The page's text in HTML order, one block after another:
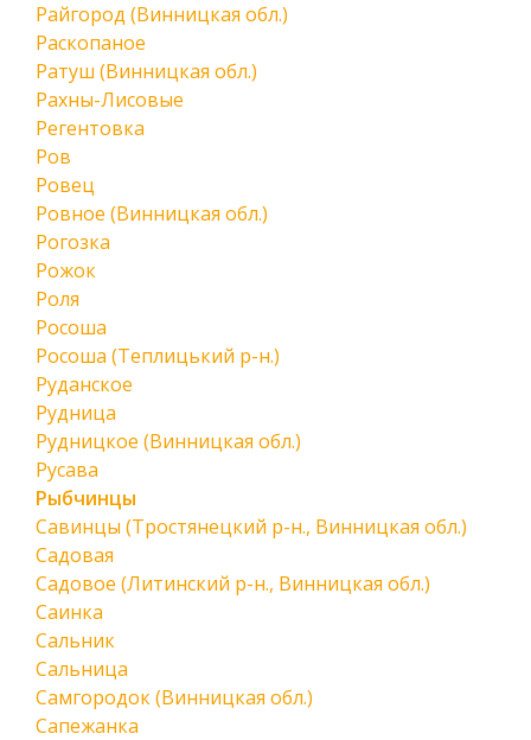
Райгород (Винницкая обл.)
Раскопаное
Ратуш (Винницкая обл.)
Рахны-Лисовые
Регентовка
Ров
Ровец
Ровное (Винницкая обл.)
Рогозка
Рожок
Роля
Росоша
Росоша (Теплицький р-н.)
Руданское
Рудница
Рудницкое (Винницкая обл.)
Русава
Рыбчинцы
Савинцы (Тростянецкий р-н., Винницкая обл.)
Садовая
Садовое (Литинский р-н., Винницкая обл.)
Саинка
Сальник
Сальница
Самгородок (Винницкая обл.)
Сапежанка